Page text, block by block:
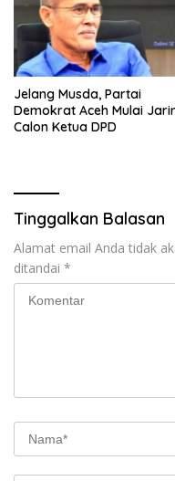
Jelang Musda, Partai
Demokrat Aceh Mulai
Calon Ketua DPD
Tinggalkan Balasan
Alamat email Anda tidak
ditandai *